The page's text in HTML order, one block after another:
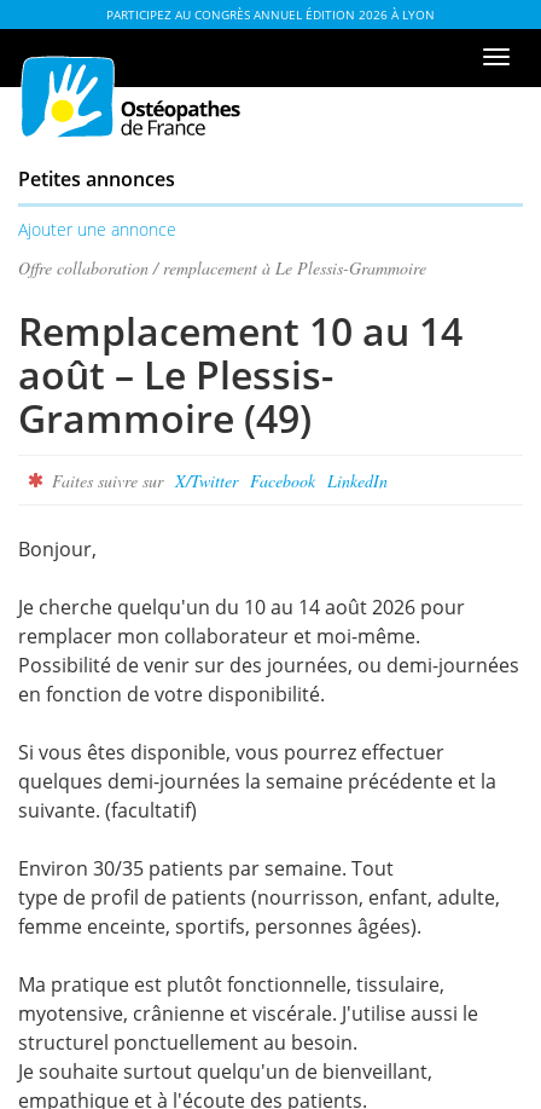
contenu
des
PARTICIPEZ AU CONGRÈS ANNUEL ÉDITION 2026 À LYON
de
Petites annonces
Ajouter une annonce
Offre collaboration / remplacement à Le Plessis-Grammoire
Remplacement 10 au 14
août – Le Plessis-
Grammoire (49)
Faites suivre sur X/Twitter Facebook LinkedIn
Bonjour,
Je cherche quelqu'un du 10 au 14 août 2026 pour
remplacer mon collaborateur et moi-même.
Possibilité de venir sur des journées, ou demi-journées
en fonction de votre disponibilité.
Si vous êtes disponible, vous pourrez effectuer
quelques demi-journées la semaine précédente et la
suivante. (facultatif)
Environ 30/35 patients par semaine. Tout
type de profil de patients (nourrisson, enfant, adulte,
femme enceinte, sportifs, personnes âgées).
Ma pratique est plutôt fonctionnelle, tissulaire,
myotensive, crânienne et viscérale. J'utilise aussi le
structurel ponctuellement au besoin.
Je souhaite surtout quelqu'un de bienveillant,
empathique et à l'écoute des patients.